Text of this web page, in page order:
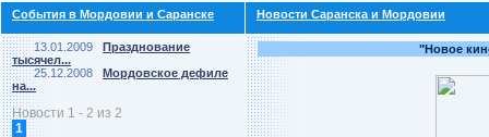
События в Мордовии и Саранске Новости Саранска и Мордовии
13.01.2009
Празднование
тысячел...
25.12.2008
Мордовское дефиле
на...
Новости 1 - 2 из 2
1
"Новое